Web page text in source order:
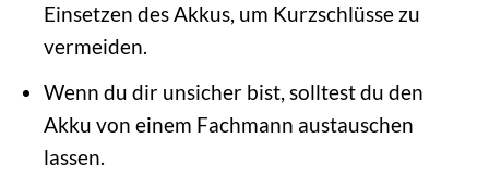
Einsetzen des Akkus, um Kurzschlüsse zu
vermeiden.
Wenn du dir unsicher bist, solltest du den
Akku von einem Fachmann austauschen
lassen.